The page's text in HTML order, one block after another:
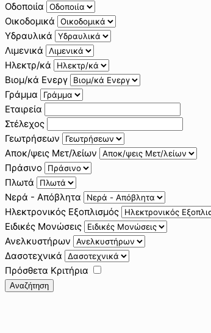
Οδοποιία
Οικοδομικά
Υδραυλικά
Λιμενικά
Ηλεκτρ/κά
Βιομ/κά Ενεργ
Γράμμα
Εταιρεία
Στέλεχος
Γεωτρήσεων
Αποκ/ψεις Μετ/λείων
Πράσινο
Πλωτά
Νερά - Απόβλητα
Ηλεκτρονικός Εξοπλισμός
Ειδικές Μονώσεις
Ανελκυστήρων
Δασοτεχνικά
Πρόσθετα Κριτήρια
Αναζήτηση